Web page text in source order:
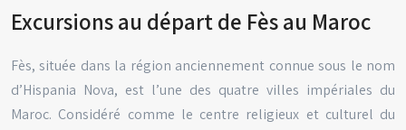
Excursions au départ de Fès au Maroc
Fès, située dans la région anciennement connue sous le nom
d’Hispania Nova, est l’une des quatre villes impériales du
Maroc. Considéré comme le centre religieux et culturel du